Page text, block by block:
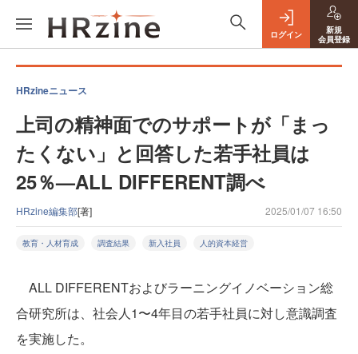
ログイン
新規
会員登録
HRzineニュース
上司の精神面でのサポートが「まっ
たくない」と回答した若手社員は
25％—ALL DIFFERENT調べ
HRzine編集部[著] 2025/01/07 16:50
教育・人材育成 調査結果 新入社員 人的資本経営
ALL DIFFERENTおよびラーニングイノベーション総
合研究所は、社会人1〜4年目の若手社員に対し意識調査
を実施した。